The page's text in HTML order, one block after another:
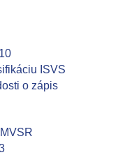
ISVS
o zápis